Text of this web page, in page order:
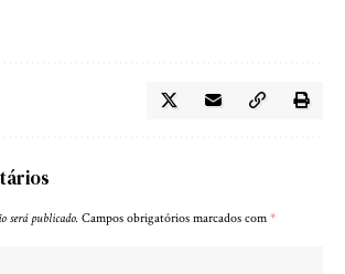
será publicado. Campos obrigatórios marcados com *